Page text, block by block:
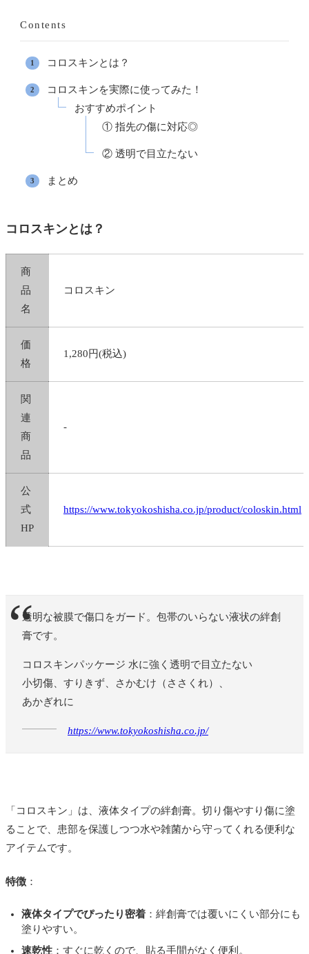
Contents
コロスキンとは？
コロスキンを実際に使ってみた！
おすすめポイント
① 指先の傷に対応◎
② 透明で目立たない
まとめ
コロスキンとは？
商
品
名
コロスキン
価
格
1,280円(税込)
関
連
商
品
-
公
式
HP
https://www.tokyokoshisha.co.jp/product/coloskin.html
透明な被膜で傷口をガード。包帯のいらない液状の絆創
膏です。
コロスキンパッケージ 水に強く透明で目立たない
小切傷、すりきず、さかむけ（ささくれ）、
あかぎれに
https://www.tokyokoshisha.co.jp/
「コロスキン」は、液体タイプの絆創膏。切り傷やすり傷に塗
ることで、患部を保護しつつ水や雑菌から守ってくれる便利な
アイテムです。
特徴 ：
液体タイプでぴったり密着：絆創膏では覆いにくい部分にも
塗りやすい。
速乾性：すぐに乾くので、貼る手間がなく便利。